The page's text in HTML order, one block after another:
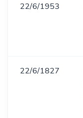
22/6/1953
22/6/1827